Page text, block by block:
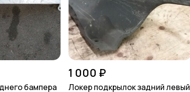
бампера
1 000 ₽
Локер подкрылок задний левый